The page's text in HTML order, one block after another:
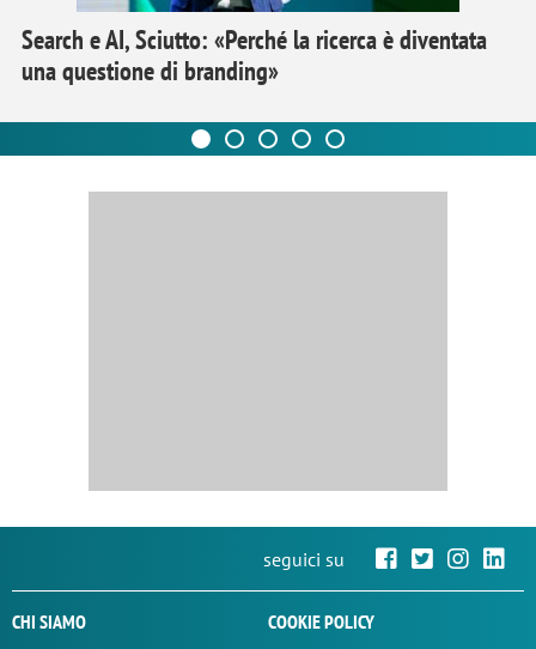
Search e AI, Sciutto: «Perché la ricerca è diventata
una questione di branding»
seguici su
CHI SIAMO
COOKIE POLICY